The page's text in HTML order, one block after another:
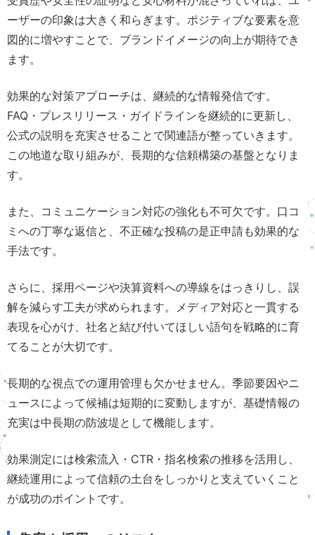
ーザーの印象は大きく和らぎます。ポジティブな要素を意
図的に増やすことで、ブランドイメージの向上が期待でき
ます。
効果的な対策アプローチは、継続的な情報発信です。
FAQ・プレスリリース・ガイドラインを継続的に更新し、
公式の説明を充実させることで関連語が整っていきます。
この地道な取り組みが、長期的な信頼構築の基盤となりま
す。
また、コミュニケーション対応の強化も不可欠です。口コ
ミへの丁寧な返信と、不正確な投稿の是正申請も効果的な
手法です。
さらに、採用ページや決算資料への導線をはっきりし、誤
解を減らす工夫が求められます。メディア対応と一貫する
表現を心がけ、社名と結び付いてほしい語句を戦略的に育
てることが大切です。
長期的な視点での運用管理も欠かせません。季節要因やニ
ュースによって候補は短期的に変動しますが、基礎情報の
充実は中長期の防波堤として機能します。
効果測定には検索流入・CTR・指名検索の推移を活用し、
継続運用によって信頼の土台をしっかりと支えていくこと
が成功のポイントです。